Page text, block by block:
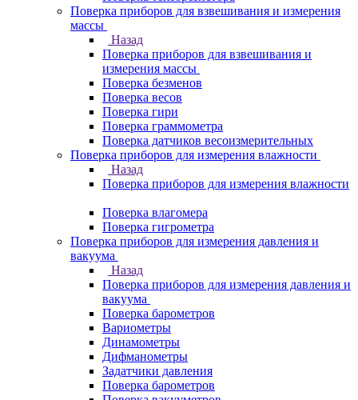
Поверка приборов для взвешивания и измерения
массы
Назад
Поверка приборов для взвешивания и
измерения массы
Поверка безменов
Поверка весов
Поверка гири
Поверка граммометра
Поверка датчиков весоизмерительных
Поверка приборов для измерения влажности
Назад
Поверка приборов для измерения влажности
Поверка влагомера
Поверка гигрометра
Поверка приборов для измерения давления и
вакуума
Назад
Поверка приборов для измерения давления и
вакуума
Поверка барометров
Вариометры
Динамометры
Дифманометры
Задатчики давления
Поверка барометров